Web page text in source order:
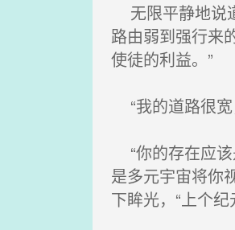
无限平静地说
路由弱到强行来
使徒的利益。”
“我的道路很宽
“你的存在应
是多元宇宙将你
下眸光，“上个